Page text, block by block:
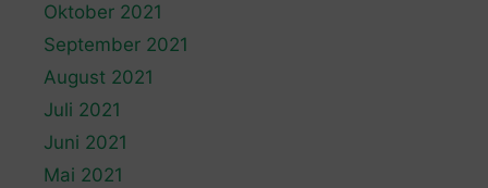
Oktober 2021
September 2021
August 2021
Juli 2021
Juni 2021
Mai 2021